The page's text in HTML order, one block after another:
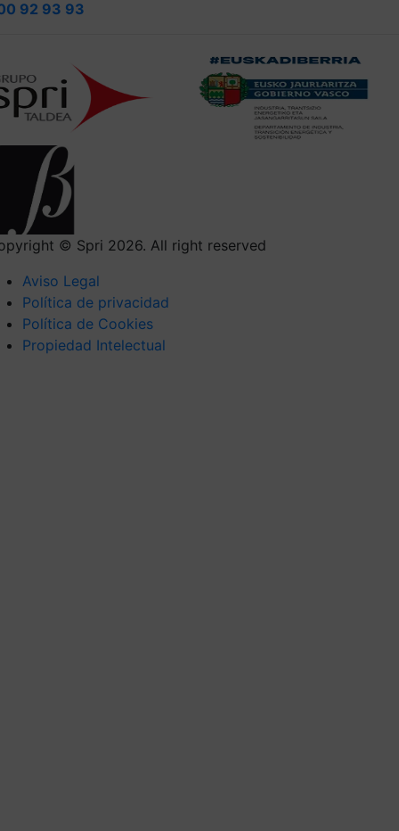
92 93 93
© Spri 2026. All right reserved
Aviso Legal
Política de privacidad
Política de Cookies
Propiedad Intelectual